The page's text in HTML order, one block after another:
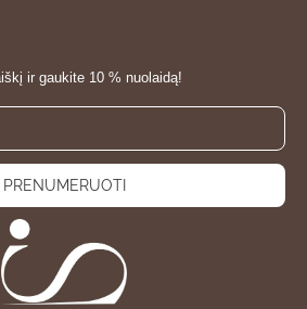
ir gaukite 10 % nuolaidą!
PRENUMERUOTI